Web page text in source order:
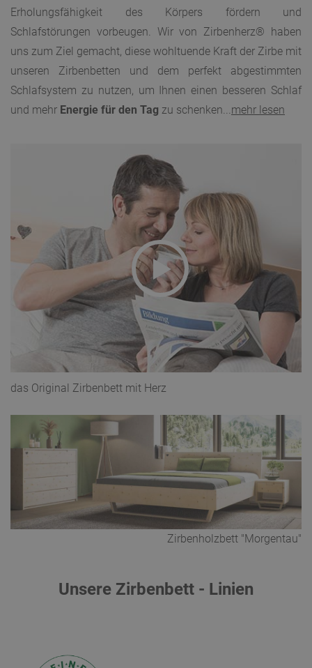
Erholungsfähigkeit des Körpers fördern und
Schlafstörungen vorbeugen. Wir von Zirbenherz® haben
uns zum Ziel gemacht, diese wohltuende Kraft der Zirbe mit
unseren Zirbenbetten und dem perfekt abgestimmten
Schlafsystem zu nutzen, um Ihnen einen besseren Schlaf
und mehr Energie für den Tag zu schenken...mehr lesen
das Original Zirbenbett mit Herz
Zirbenholzbett "Morgentau"
Unsere Zirbenbett - Linien